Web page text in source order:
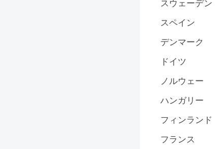
スウェーデン
スペイン
デンマーク
ドイツ
ノルウェー
ハンガリー
フィンランド
フランス